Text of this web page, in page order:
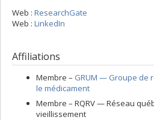
Web : ResearchGate
Web : LinkedIn
Affiliations
Membre – GRUM — Groupe de
le médicament
Membre – RQRV — Réseau
vieillissement